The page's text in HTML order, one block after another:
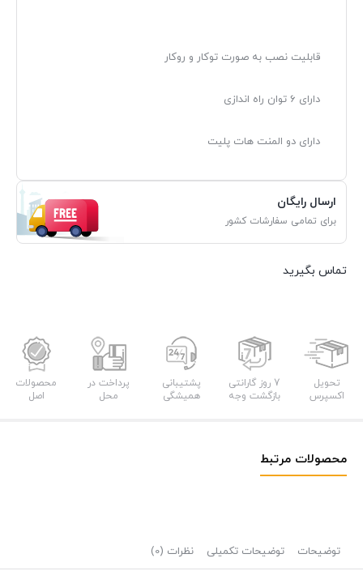
قابلیت نصب به صورت توکار و روکار
دارای 6 توان راه اندازی
دارای دو المنت هات پلیت
ارسال رایگان
برای تمامی سفارشات کشور
تماس بگیرید
تحویل
اکسپرس
7 روز گارانتی
بازگشت وجه
پشتیبانی
همیشگی
پرداخت در
محل
محصولات
اصل
محصولات مرتبط
توضیحات توضیحات تکمیلی نظرات (0)